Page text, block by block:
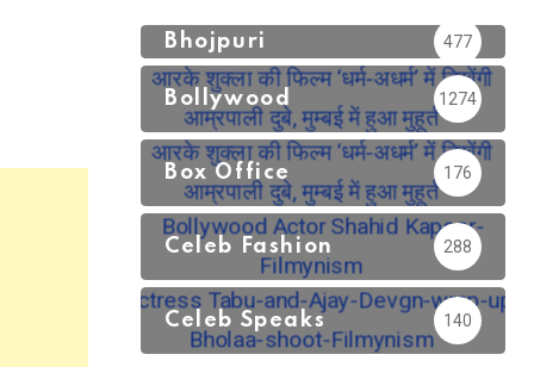
Bhojpuri 477
Bollywood 1274
Box Office 176
Celeb Fashion 288
Celeb Speaks 140